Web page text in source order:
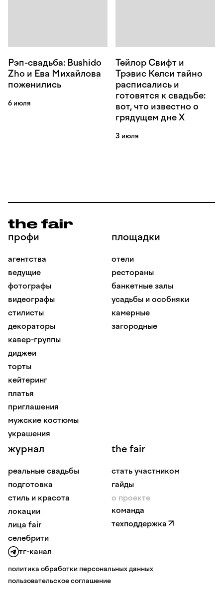
Рэп-свадьба: Bushido
Zho и Ева Михайлова
поженились
6 июля
Тейлор Свифт и
Трэвис Келси тайно
расписались и
готовятся к свадьбе:
вот, что известно о
грядущем дне Х
3 июля
профи
агентства
ведущие
фотографы
видеографы
стилисты
декораторы
кавер-группы
диджеи
торты
кейтеринг
платья
приглашения
мужские костюмы
украшения
площадки
отели
рестораны
банкетные залы
усадьбы и особняки
камерные
загородные
журнал
реальные свадьбы
подготовка
стиль и красота
локации
лица fair
селебрити
the fair
стать участником
гайды
о проекте
команда
техподдержка
тг-канал
политика обработки персональных данных
пользовательское соглашение